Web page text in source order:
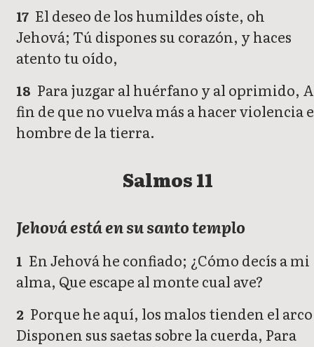
17 El deseo de los humildes oíste, oh
Jehová; Tú dispones su corazón, y haces
atento tu oído,
18 Para juzgar al huérfano y al oprimido, A
fin de que no vuelva más a hacer violencia
hombre de la tierra.
Salmos 11
Jehová está en su santo templo
1 En Jehová he confiado; ¿Cómo decís a mi
alma, Que escape al monte cual ave?
2 Porque he aquí, los malos tienden el
Disponen sus saetas sobre la cuerda, Para